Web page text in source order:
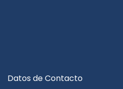
Datos de Contacto